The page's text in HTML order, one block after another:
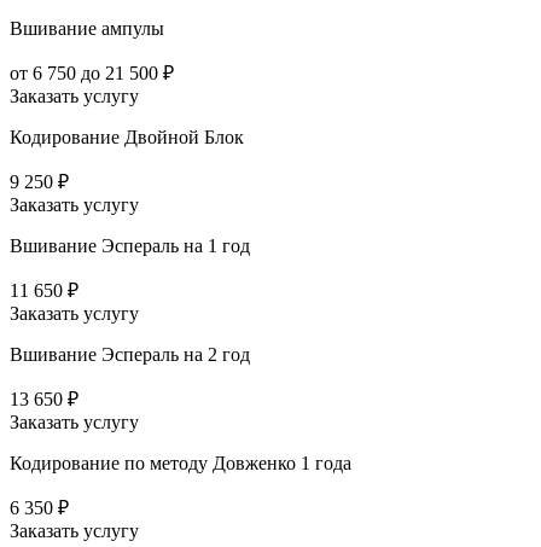
Вшивание ампулы
от 6 750 до 21 500 ₽
Заказать услугу
Кодирование Двойной Блок
9 250 ₽
Заказать услугу
Вшивание Эспераль на 1 год
11 650 ₽
Заказать услугу
Вшивание Эспераль на 2 год
13 650 ₽
Заказать услугу
Кодирование по методу Довженко 1 года
6 350 ₽
Заказать услугу